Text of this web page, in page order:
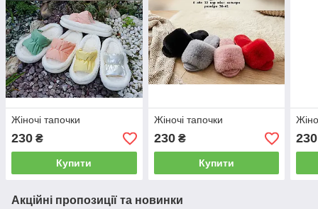
Жіночі тапочки
230 ₴
Купити
Жіночі тапочки
230₴
Купити
230
Акційні пропозиції та новинки